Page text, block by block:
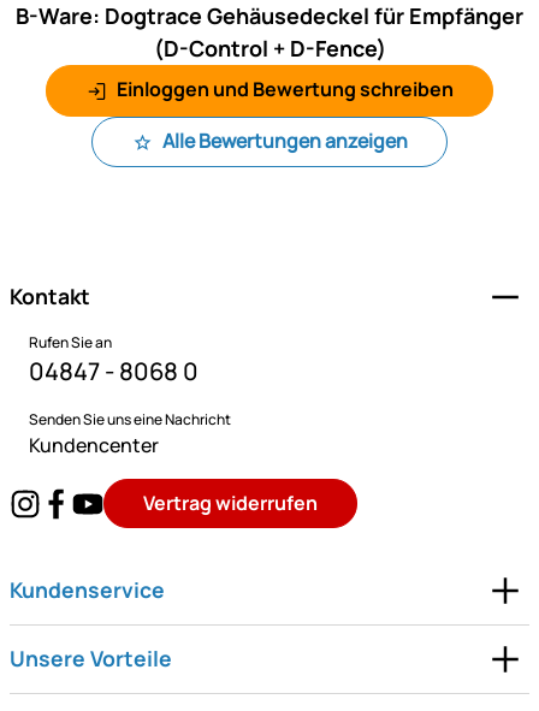
B-Ware: Dogtrace Gehäusedeckel für Empfänger
(D-Control + D-Fence)
Einloggen und Bewertung schreiben
Alle Bewertungen anzeigen
Kontakt
Rufen Sie an
04847 - 8068 0
Senden Sie uns eine Nachricht
Kundencenter
Vertrag widerrufen
Kundenservice
Unsere Vorteile